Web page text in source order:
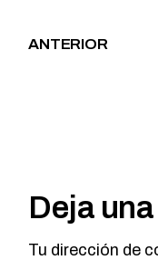
ANTERIOR
Deja
Tu dirección de